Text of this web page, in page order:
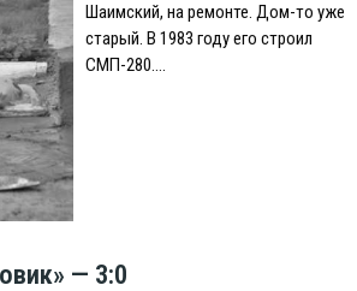
Шаимский, на ремонте. Дом-то уже
старый. В 1983 году его строил
СМП-280….
— 3:0